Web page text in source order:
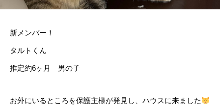
新メンバー！
タルトくん
推定約6ヶ月 男の子
お外にいるところを保護主様が発見し、ハウスに来ました